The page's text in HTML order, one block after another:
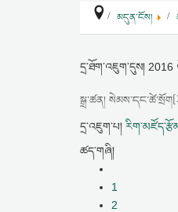
མདུན་ངོས།
དྲ་ཐོག་འཇུག་དུས། 2016
སྒྲ་ཚན།
དྲ་འཇུག་པ།
ཚད་གཞི།
1
2